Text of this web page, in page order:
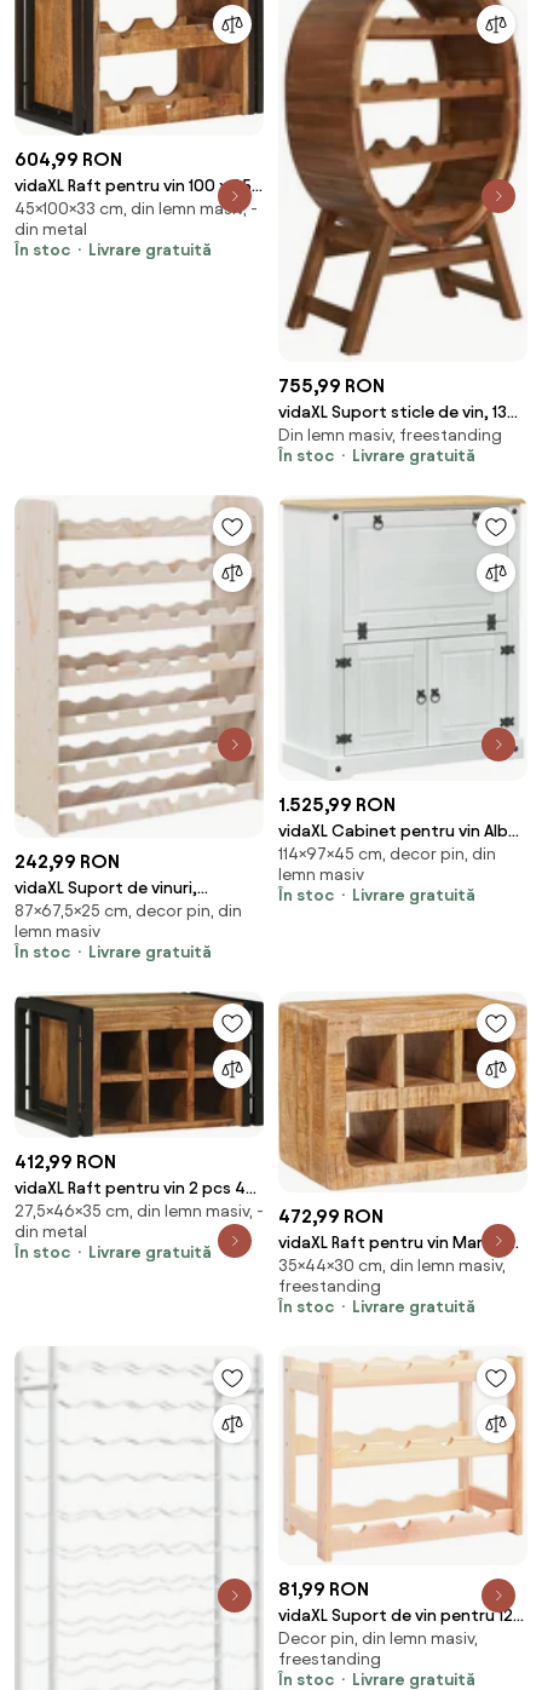
604,99 RON
vidaXL Raft pentru vin 100 x 45 x
33 cm Lemn de Mango Solid și
Şlefuit
45×100×33 cm, din lemn masiv, -
din metal
În stoc
Livrare gratuită
755,99 RON
vidaXL Suport sticle de vin, 13
sticle, lemn masiv de acacia
Din lemn masiv, freestanding
În stoc
Livrare gratuită
242,99 RON
vidaXL Suport de vinuri,
67,5x25x87 cm, lemn masiv de
pin
87×67,5×25 cm, decor pin, din
lemn masiv
În stoc
Livrare gratuită
1.525,99 RON
vidaXL Cabinet pentru vin Alb
97 x 45 x 114 cm Lemn de pin
masiv
114×97×45 cm, decor pin, din
lemn masiv
În stoc
Livrare gratuită
412,99 RON
vidaXL Raft pentru vin 2 pcs 46
x 35 x 27,5 cm Lemn Solid de
Acacia
27,5×46×35 cm, din lemn masiv, -
din metal
În stoc
Livrare gratuită
472,99 RON
vidaXL Raft pentru vin Maro 44
x 30 x 35 cm Lemn de mango
solid
35×44×30 cm, din lemn masiv,
freestanding
În stoc
Livrare gratuită
81,99 RON
vidaXL Suport de vin pentru 12
sticle, lemn de pin
Decor pin, din lemn masiv,
freestanding
În stoc
Livrare gratuită